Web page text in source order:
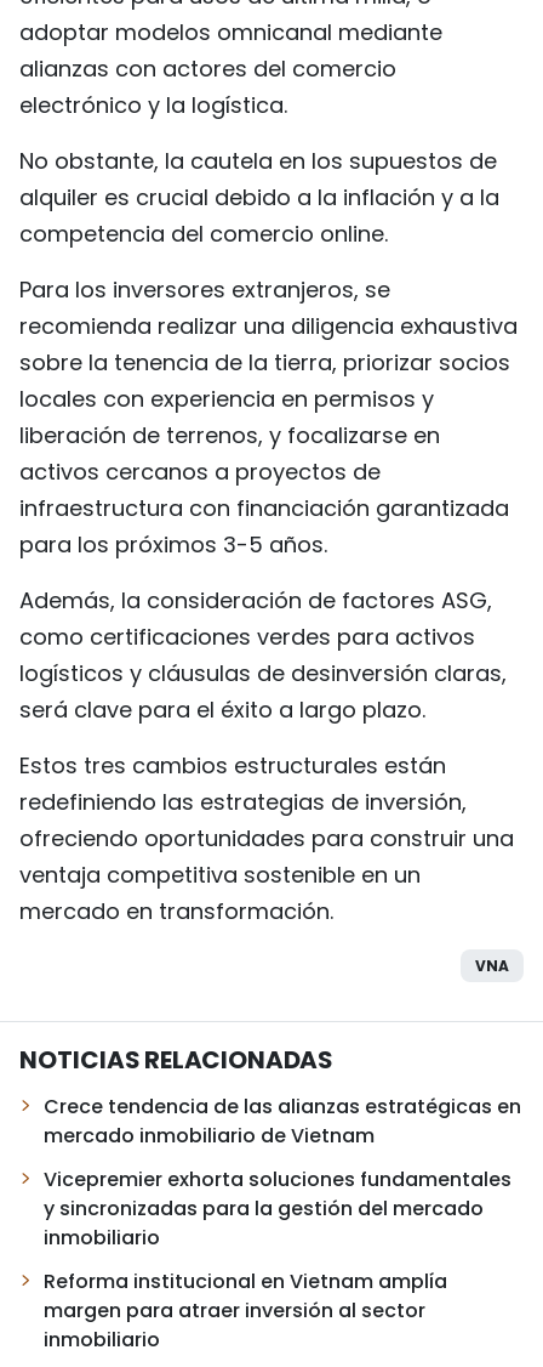
adoptar modelos omnicanal mediante
alianzas con actores del comercio
electrónico y la logística.
No obstante, la cautela en los supuestos de
alquiler es crucial debido a la inflación y a la
competencia del comercio online.
Para los inversores extranjeros, se
recomienda realizar una diligencia exhaustiva
sobre la tenencia de la tierra, priorizar socios
locales con experiencia en permisos y
liberación de terrenos, y focalizarse en
activos cercanos a proyectos de
infraestructura con financiación garantizada
para los próximos 3-5 años.
Además, la consideración de factores ASG,
como certificaciones verdes para activos
logísticos y cláusulas de desinversión claras,
será clave para el éxito a largo plazo.
Estos tres cambios estructurales están
redefiniendo las estrategias de inversión,
ofreciendo oportunidades para construir una
ventaja competitiva sostenible en un
mercado en transformación.
VNA
NOTICIAS RELACIONADAS
Crece tendencia de las alianzas estratégicas en
mercado inmobiliario de Vietnam
Vicepremier exhorta soluciones fundamentales
y sincronizadas para la gestión del mercado
inmobiliario
Reforma institucional en Vietnam amplía
margen para atraer inversión al sector
inmobiliario